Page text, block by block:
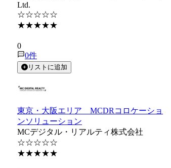
Ltd.
☆☆☆☆☆
★★★★★
0
0件
リストに追加
東京・大阪エリア MCDRコロケーショ
ンソリューション
MCデジタル・リアルティ株式会社
☆☆☆☆☆
★★★★★